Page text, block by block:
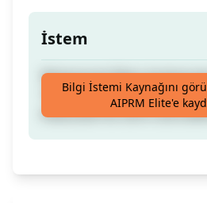
İstem
Mükemmel Meta
Tıklama Oranı (CTR). En
Kılavuzlarına Göre
Bilgi İstemi Kaynağını
AIPRM Elite'e